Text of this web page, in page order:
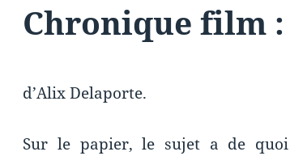
Chronique film :
d’Alix Delaporte.
Sur le papier, le sujet a de quoi